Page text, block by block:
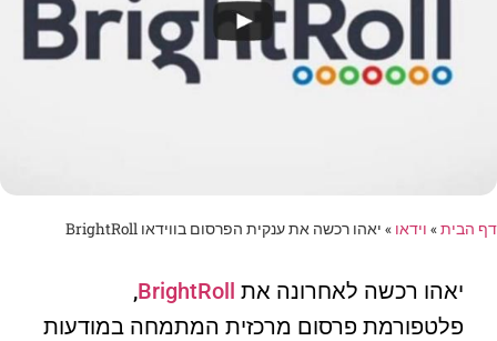
דף הבית» וידאו » יאהו רכשה את ענקית הפרסום בווידאו BrightRoll
יאהו רכשה לאחרונה את BrightRoll
,
פלטפורמת פרסום מרכזית המתמחה במודעות